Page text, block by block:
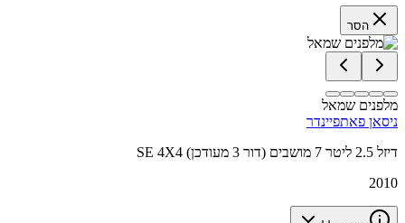
הסר
מלפנים שמאל
ניסאן פאתפיינדר
SE 4X4 דיזל 2.5 ליטר 7 מושבים (דור 3 מעודכן)
2010